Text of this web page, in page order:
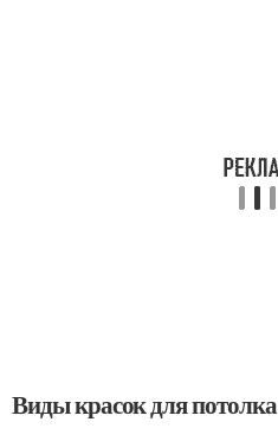
Виды красок для потолка